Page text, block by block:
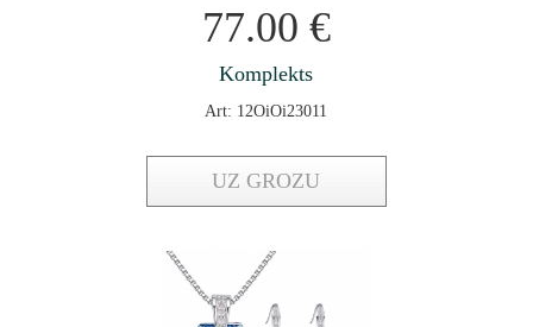
77.00 €
Komplekts
Art: 12OiOi23011
UZ GROZU